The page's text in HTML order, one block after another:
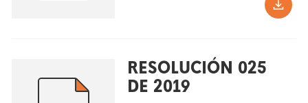
RESOLUCIÓN 025
DE 2019